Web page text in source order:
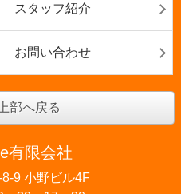
スタッフ紹介
お問い合わせ
部へ戻る
有限会社
9 小野ビル4F